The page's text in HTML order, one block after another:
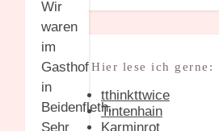
Wir
waren
im
Gasthof
in
Beidenfleth.
Sehr
Hier lese ich gerne:
tthinkttwice
Tintenhain
Karminrot